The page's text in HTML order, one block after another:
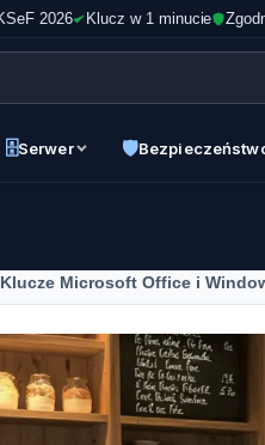
2026 Klucz w 1 minucie
🗄Serwer 🛡
Klucze Microsoft Office i